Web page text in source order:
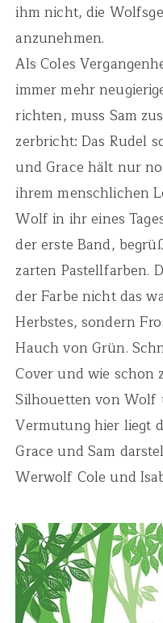
ihm nicht, die
anzunehmen.
Als Coles
immer mehr
richten, muss Sam
zerbricht: Das Rudel
und Grace hält nur
ihrem menschlichen
Wolf in ihr eines
der erste Band,
zarten Pastellfarben.
der Farbe nicht das
Herbstes, sondern
Hauch von Grün.
Cover und wie schon
Silhouetten von Wolf
Vermutung hier liegt
Grace und Sam
Werwolf Cole und